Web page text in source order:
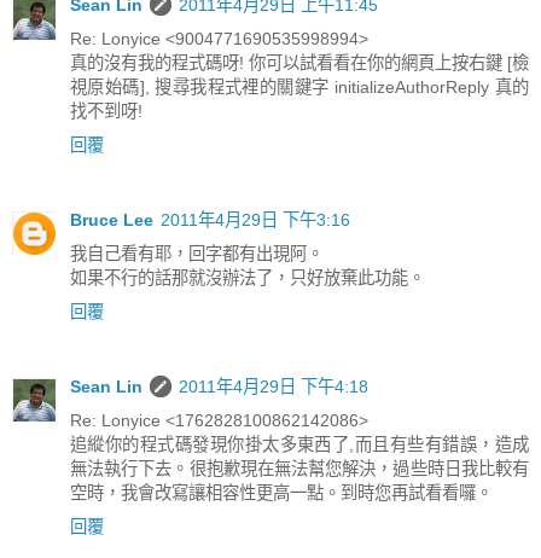
Sean Lin
2011年4月29日 上午11:45
Re: Lonyice <9004771690535998994>
真的沒有我的程式碼呀! 你可以試看看在你的網頁上按右鍵 [檢
視原始碼], 搜尋我程式裡的關鍵字 initializeAuthorReply 真的
找不到呀!
回覆
Bruce Lee 2011年4月29日 下午3:16
我自己看有耶，回字都有出現阿。
如果不行的話那就沒辦法了，只好放棄此功能。
回覆
Sean Lin
2011年4月29日 下午4:18
Re: Lonyice <1762828100862142086>
追縱你的程式碼發現你掛太多東西了,而且有些有錯誤，造成
無法執行下去。很抱歉現在無法幫您解決，過些時日我比較有
空時，我會改寫讓相容性更高一點。到時您再試看看囉。
回覆